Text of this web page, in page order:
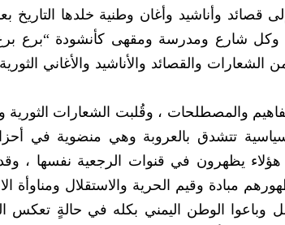
قصائد وأناشيد وأغان وطنية خلدها
وكل شارع ومدرسة ومقهى كأنشودة “برع
والقصائد والأناشيد والأغاني
والمصطلحات ، وقُلبت الشعارات
تتشدق بالعروبة وهي منضوية في
يظهرون في قنوات الرجعية نفسها ،
مبادة وقيم الحرية والاستقلال ومناوأة
. بل وباعوا الوطن اليمني بكله في حالةٍ